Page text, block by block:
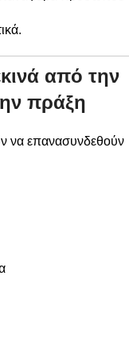
από την
πράξη
να επανασυνδεθούν